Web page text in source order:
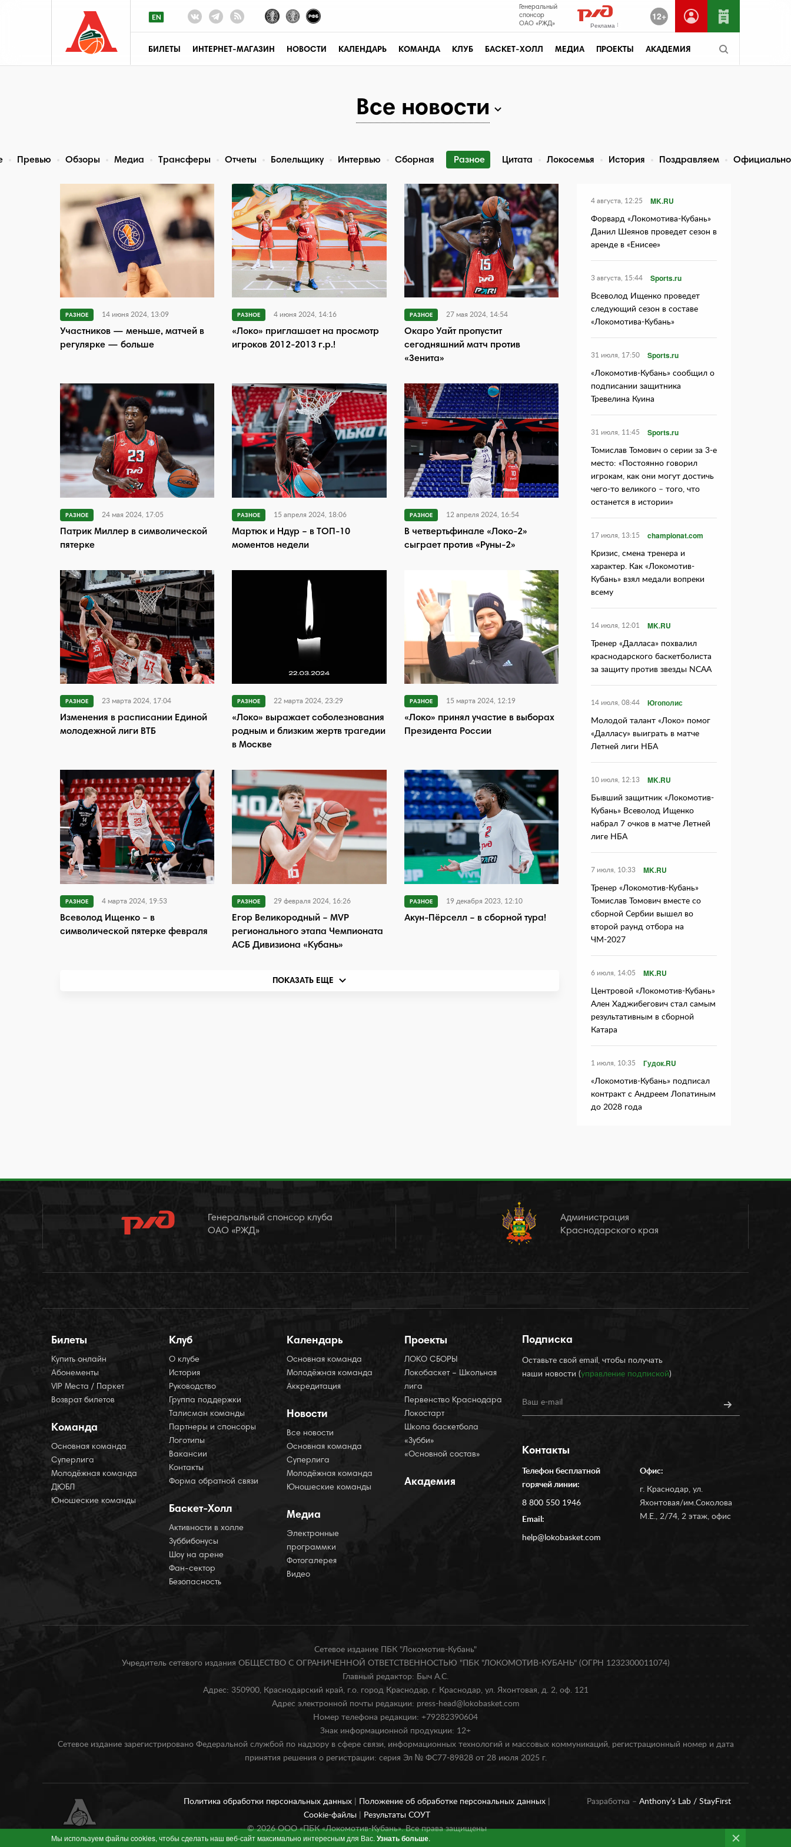
12+
Генеральный
спонсор
ОАО «РЖД»
Реклама
БИЛЕТЫ ИНТЕРНЕТ-МАГАЗИН НОВОСТИ КАЛЕНДАРЬ КОМАНДА КЛУБ БАСКЕТ-ХОЛЛ МЕДИА ПРОЕКТЫ АКАДЕМИЯ
Все новости
Превью Обзоры Медиа Трансферы Отчеты Болельщику Интервью Сборная Разное Цитата Локосемья История Поздравляем Официально
РАЗНОЕ 14 июня 2024, 13:09
Участников — меньше, матчей в
регулярке — больше
РАЗНОЕ 4 июня 2024, 14:16
«Локо» приглашает на просмотр
игроков 2012-2013 г.р.!
РАЗНОЕ 27 мая 2024, 14:54
Окаро Уайт пропустит
сегодняшний матч против
«Зенита»
РАЗНОЕ 24 мая 2024, 17:05
Патрик Миллер в символической
пятерке
РАЗНОЕ 15 апреля 2024, 18:06
Мартюк и Ндур – в ТОП-10
моментов недели
РАЗНОЕ 12 апреля 2024, 16:54
В четвертьфинале «Локо-2»
сыграет против «Руны-2»
РАЗНОЕ 23 марта 2024, 17:04
Изменения в расписании Единой
молодежной лиги ВТБ
РАЗНОЕ 22 марта 2024, 23:29
«Локо» выражает соболезнования
родным и близким жертв трагедии
в Москве
РАЗНОЕ 15 марта 2024, 12:19
«Локо» принял участие в выборах
Президента России
РАЗНОЕ 4 марта 2024, 19:53
Всеволод Ищенко – в
символической пятерке февраля
РАЗНОЕ 29 февраля 2024, 16:26
Егор Великородный – MVP
регионального этапа Чемпионата
АСБ Дивизиона «Кубань»
РАЗНОЕ 19 декабря 2023, 12:10
Акун-Пёрселл – в сборной тура!
ПОКАЗАТЬ ЕЩЕ
4 августа, 12:25 MK.RU
Форвард «Локомотива-Кубань»
Данил Шеянов проведет сезон в
аренде в «Енисее»
3 августа, 15:44 Sports.ru
Всеволод Ищенко проведет
следующий сезон в составе
«Локомотива-Кубань»
31 июля, 17:50 Sports.ru
«Локомотив-Кубань» сообщил о
подписании защитника
Тревелина Куина
31 июля, 11:45 Sports.ru
Томислав Томович о серии за 3-е
место: «Постоянно говорил
игрокам, как они могут достичь
чего-то великого – того, что
останется в истории»
17 июля, 13:15 championat.com
Кризис, смена тренера и
характер. Как «Локомотив-
Кубань» взял медали вопреки
всему
14 июля, 12:01 MK.RU
Тренер «Далласа» похвалил
краснодарского баскетболиста
за защиту против звезды NCAA
14 июля, 08:44 Югополис
Молодой талант «Локо» помог
«Далласу» выиграть в матче
Летней лиги НБА
10 июля, 12:13 MK.RU
Бывший защитник «Локомотив-
Кубань» Всеволод Ищенко
набрал 7 очков в матче Летней
лиге НБА
7 июля, 10:33 MK.RU
Тренер «Локомотив-Кубань»
Томислав Томович вместе со
сборной Сербии вышел во
второй раунд отбора на
ЧМ-2027
6 июля, 14:05 MK.RU
Центровой «Локомотив-Кубань»
Ален Хаджибегович стал самым
результативным в сборной
Катара
1 июля, 10:35 Гудок.RU
«Локомотив-Кубань» подписал
контракт с Андреем Лопатиным
до 2028 года
Мы используем файлы cookies, чтобы сделать наш веб-сайт максимально интересным для Вас. Узнать больше.
Генеральный спонсор клуба
ОАО «РЖД»
Администрация
Краснодарского края
Билеты
Купить онлайн
Абонементы
VIP Места / Паркет
Возврат билетов
Команда
Основная команда
Суперлига
Молодёжная команда
ДЮБЛ
Юношеские команды
Клуб
О клубе
История
Руководство
Группа поддержки
Талисман команды
Партнеры и спонсоры
Логотипы
Вакансии
Контакты
Форма обратной связи
Баскет-Холл
Активности в холле
Зуббибонусы
Шоу на арене
Фан-сектор
Безопасность
Календарь
Основная команда
Молодёжная команда
Аккредитация
Новости
Все новости
Основная команда
Суперлига
Молодёжная команда
Юношеские команды
Медиа
Электронные
программки
Фотогалерея
Видео
Проекты
ЛОКО СБОРЫ
Локобаскет – Школьная
лига
Первенство Краснодара
Локостарт
Школа баскетбола
«Зубби»
«Основной состав»
Академия
Подписка
Оставьте свой email, чтобы получать
наши новости (управление подпиской)
Контакты
Телефон бесплатной
горячей линии:
8 800 550 1946
Email:
help@lokobasket.com
Офис:
г. Краснодар, ул.
Яхонтовая/им.Соколова
М.Е., 2/74, 2 этаж, офис
Сетевое издание ПБК "Локомотив-Кубань"
Учредитель сетевого издания ОБЩЕСТВО С ОГРАНИЧЕННОЙ ОТВЕТСТВЕННОСТЬЮ "ПБК "ЛОКОМОТИВ-КУБАНЬ" (ОГРН 1232300011074)
Главный редактор: Быч А.С.
Адрес: 350900, Краснодарский край, г.о. город Краснодар, г. Краснодар, ул. Яхонтовая, д. 2, оф. 121
Адрес электронной почты редакции: press-head@lokobasket.com
Номер телефона редакции: +79282390604
Знак информационной продукции: 12+
Сетевое издание зарегистрировано Федеральной службой по надзору в сфере связи, информационных технологий и массовых коммуникаций, регистрационный номер и дата
принятия решения о регистрации: серия Эл № ФС77-89828 от 28 июля 2025 г.
Политика обработки персональных данных Положение об обработке персональных данных
Cookie-файлы
Результаты СОУТ
©2026ООО «ПБК «Локомотив-Кубань». Все права защищены
Разработка – Anthony’s Lab / StayFirst